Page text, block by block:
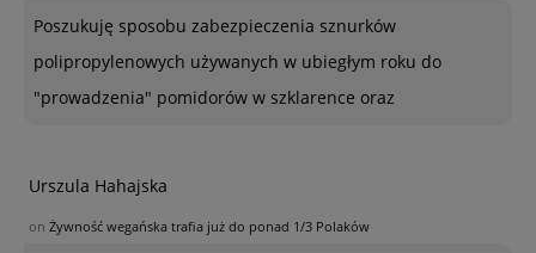
Poszukuję sposobu zabezpieczenia sznurków
polipropylenowych używanych w ubiegłym roku do
"prowadzenia" pomidorów w szklarence oraz
Urszula Hahajska
on Żywność wegańska trafia już do ponad 1/3 Polaków